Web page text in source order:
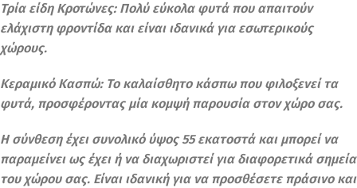
Τρία είδη Κροτώνες: Πολύ εύκολα φυτά που απαιτούν
ελάχιστη φροντίδα και είναι ιδανικά για εσωτερικούς
χώρους.
Κεραμικό Κασπώ: Το καλαίσθητο κάσπω που φιλοξενεί τα
φυτά, προσφέροντας μία κομψή παρουσία στον χώρο σας.
Η σύνθεση έχει συνολικό ύψος 55 εκατοστά και μπορεί να
παραμείνει ως έχει ή να διαχωριστεί για διαφορετικά σημεία
του χώρου σας. Είναι ιδανική για να προσθέσετε πράσινο και